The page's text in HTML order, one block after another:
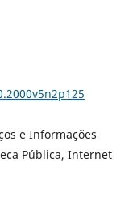
e Informações
Pública, Internet